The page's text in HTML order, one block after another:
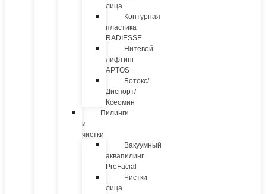
лица
Контурная
пластика
RADIESSE
Нитевой
лифтинг
APTOS
Ботокс/
Диспорт/
Ксеомин
Пилинги
и
чистки
Вакуумный
аквапилинг
ProFacial
Чистки
лица